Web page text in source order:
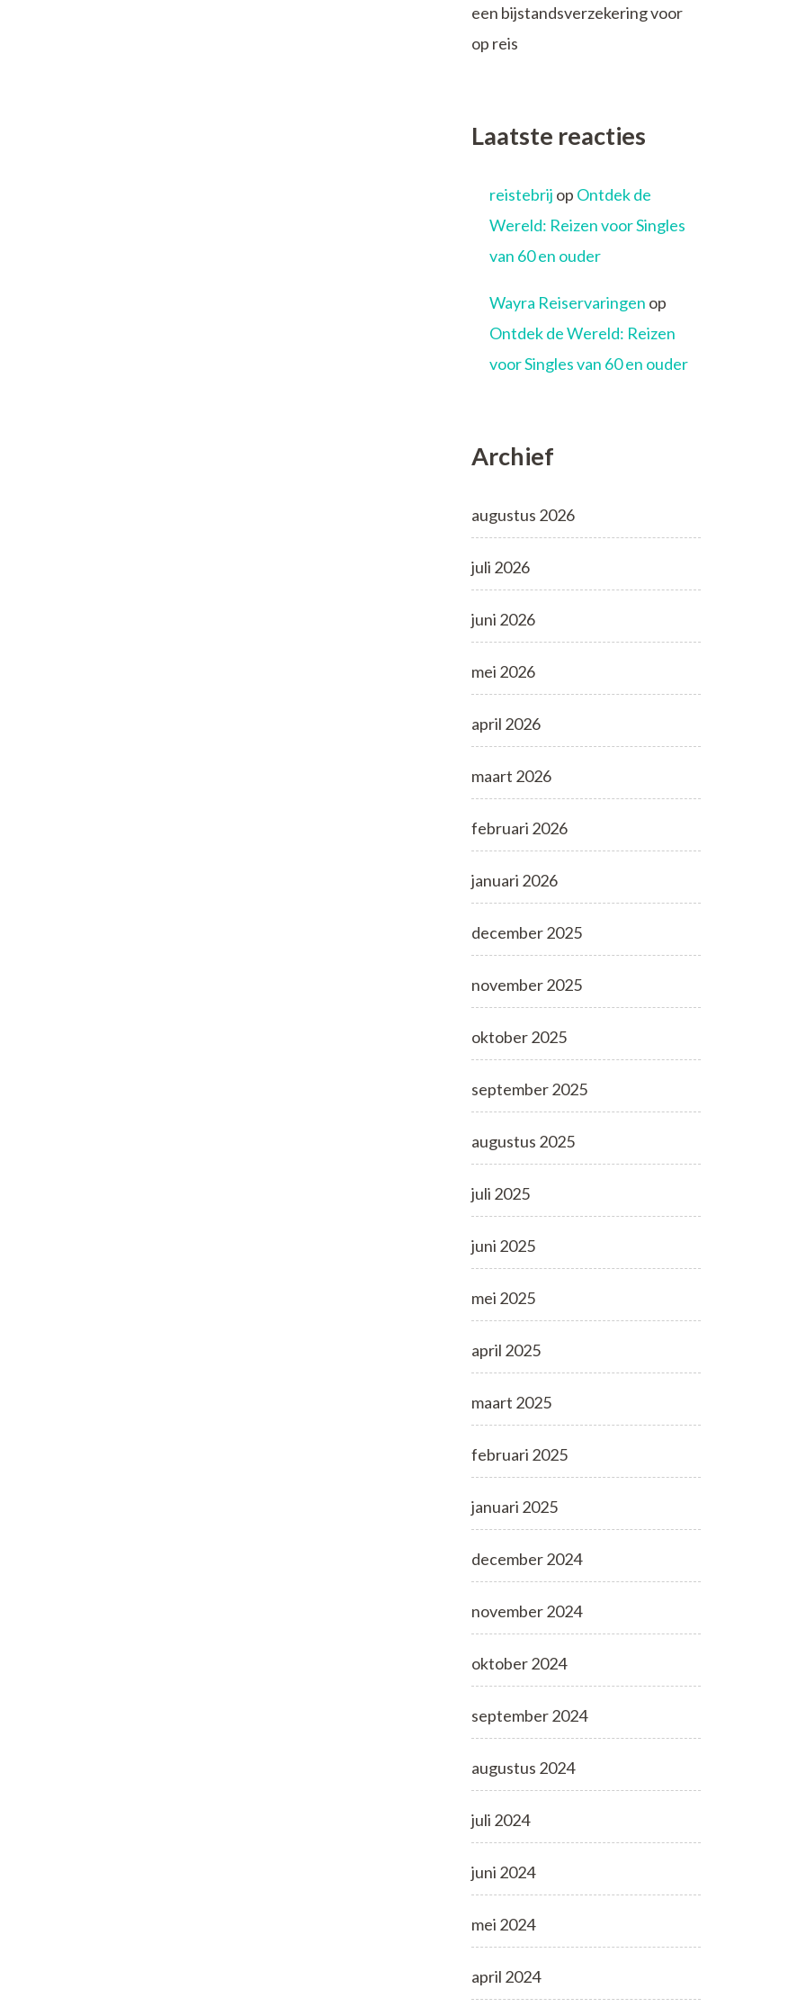
een bijstandsverzekering voor
op reis
Laatste reacties
reistebrij op Ontdek de
Wereld: Reizen voor Singles
van 60 en ouder
Wayra Reiservaringen op
Ontdek de Wereld: Reizen
voor Singles van 60 en ouder
Archief
augustus 2026
juli 2026
juni 2026
mei 2026
april 2026
maart 2026
februari 2026
januari 2026
december 2025
november 2025
oktober 2025
september 2025
augustus 2025
juli 2025
juni 2025
mei 2025
april 2025
maart 2025
februari 2025
januari 2025
december 2024
november 2024
oktober 2024
september 2024
augustus 2024
juli 2024
juni 2024
mei 2024
april 2024